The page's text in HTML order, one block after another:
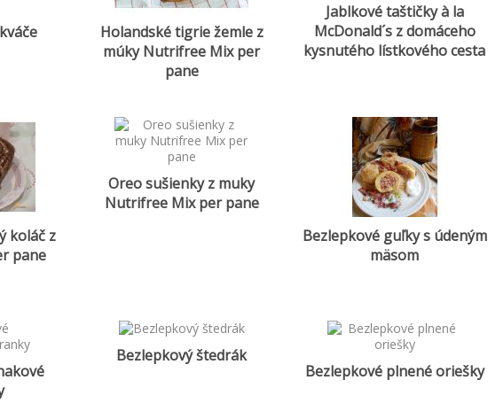
Holandské tigrie žemle z
múky Nutrifree Mix per
pane
Jablkové taštičky à la
McDonald´s z domáceho
kysnutého lístkového cesta
koláč z
pane
Oreo sušienky z muky
Nutrifree Mix per pane
Bezlepkové guľky s údeným
mäsom
Bezlepkový štedrák
Bezlepkové plnené oriešky